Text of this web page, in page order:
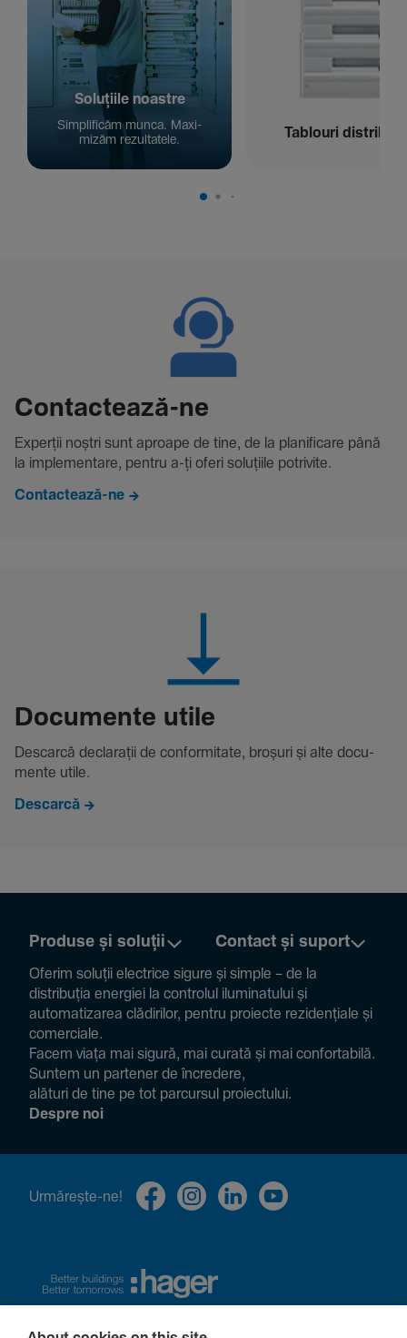
Solu­țiile noastre
Simpli­ficăm munca. Maxi­
mizăm rezul­ta­tele.
Tablouri
Contac­tează-ne
Experții noștri sunt aproape de tine, de la plani­fi­care până
la imple­men­tare, pentru a-ți oferi solu­țiile potri­vite.
Contactează-ne
Docu­mente utile
Descarcă decla­rații de conformitate, broșuri și alte docu­
mente utile.
Descarcă
Produse și soluții Contact și suport
Oferim soluții electrice sigure și simple – de la
distribuția energiei la controlul ilumi­na­tului și
auto­ma­ti­zarea clădi­rilor, pentru proiecte rezi­den­țiale și
comer­ciale.
Facem viața mai sigură, mai curată și mai confor­ta­bilă.
Suntem un partener de încre­dere,
alături de tine pe tot parcursul proiec­tului.
Despre noi
Urmă­rește-ne!